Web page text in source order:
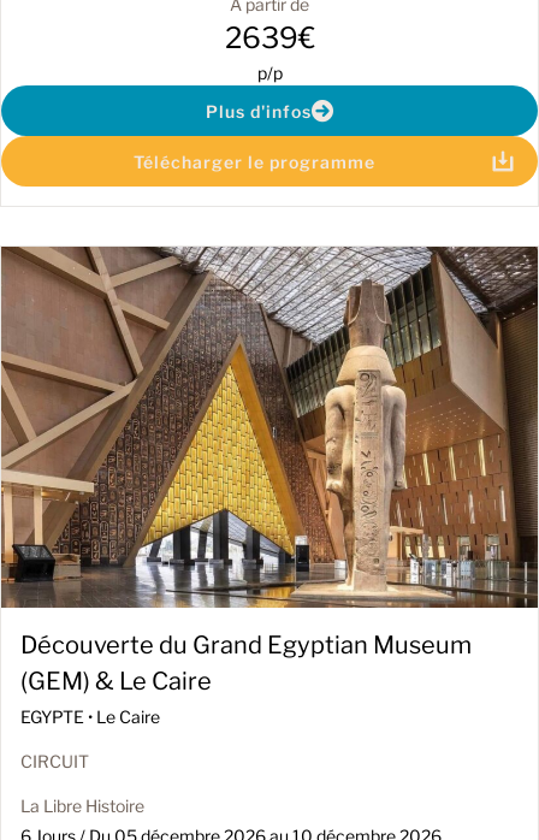
À partir de
2639€
p/p
Plus d'infos
Télécharger le programme
Découverte du Grand Egyptian Museum
(GEM) & Le Caire
EGYPTE • Le Caire
CIRCUIT
La Libre Histoire
6 Jours / Du 05 décembre 2026 au 10 décembre 2026